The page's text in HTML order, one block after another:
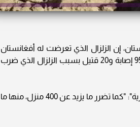
إن الزلزال الذي تعرضت له أفغانستان
أدى إلى المزيد من الإصابات وما زالت الأرقام تتكشف، موضحًا: "ما يزيد عن 950 إصابة و20 قتيل بسبب الزلزال الذي ضرب
وأضاف فيصل، في تصريحات مع الإعلامية حبيبة عمر، عبر قناة "القاهرة الإخبارية": "كما تضرر ما يزيد عن 400 منزل، منها ما